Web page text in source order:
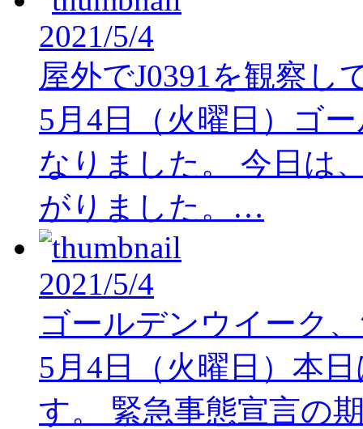
2021/5/4
屋外でJ0391を観察し
5月4日（火曜日）ゴ
なりました。 今日は
がりました。…
2021/5/4
ゴールデンウイーク
5月4日（火曜日）本
す。 緊急事態宣言の